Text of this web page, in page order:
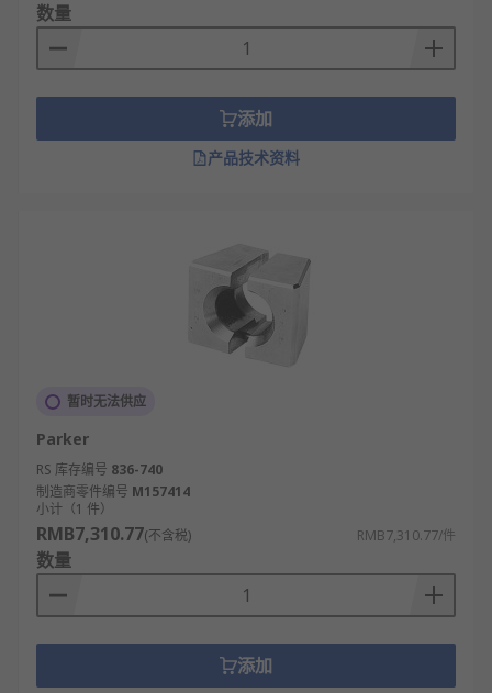
数量
添加
产品技术资料
暂时无法供应
Parker
RS 库存编号 836-740
制造商零件编号 M157414
小计（1 件）
RMB7,310.77(不含税) RMB7,310.77/件
数量
添加